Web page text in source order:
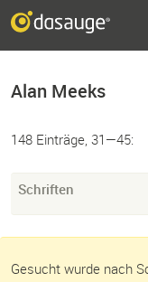
Alan Meeks
148 Einträge, 31—45:
Schriften
Gesucht wurde nach